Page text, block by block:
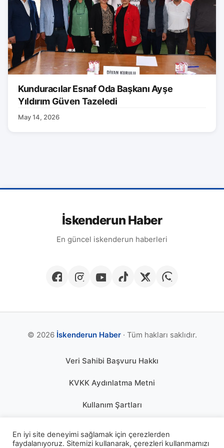
Kunduracılar Esnaf Oda Başkanı Ayşe
Yıldırım Güven Tazeledi
May 14, 2026
İskenderun Haber
En güncel iskenderun haberleri
© 2026 İskenderun Haber· Tüm hakları saklıdır.
Veri Sahibi Başvuru Hakkı
KVKK Aydınlatma Metni
Kullanım Şartları
En iyi site deneyimi sağlamak için çerezlerden
faydalanıyoruz. Sitemizi kullanarak, çerezleri kullanmamızı